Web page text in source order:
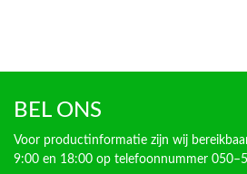
BEL ONS
Voor productinformatie zijn wij
9:00 en 18:00 op telefoonnummer